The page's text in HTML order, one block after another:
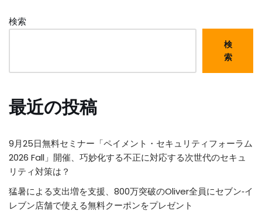
検索
検
索
最近の投稿
9月25日無料セミナー「ペイメント・セキュリティフォーラム
2026 Fall」開催、巧妙化する不正に対応する次世代のセキュ
リティ対策は？
猛暑による支出増を支援、800万突破のOliver全員にセブン‐イ
レブン店舗で使える無料クーポンをプレゼント